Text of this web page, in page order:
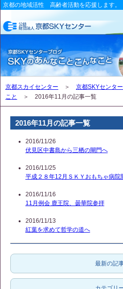
京都の地域活性 高齢者活動を応援します。
京都スカイセンター ＞ 京都SKYセンタ
こと
＞ 2016年11月の記事一覧
2016年11月の記事一覧
2016/11/26
伏見区中書島から三栖の閘門へ
2016/11/25
平成２８年12月ＳＫＹおもちゃ病院
2016/11/16
11月例会 鹿王院、曇華院参拝
2016/11/13
紅葉を求めて哲学の道へ
最新の記